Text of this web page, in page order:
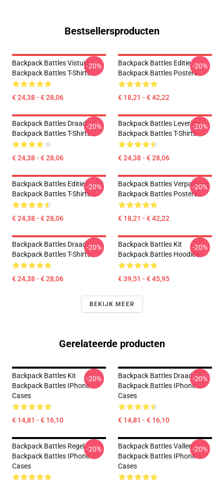
Bestsellersproducten
Backpack Battles Vistuig
Backpack Battles T-Shirts
€ 24,38 - € 28,06
-20%
Backpack Battles Editie
Backpack Battles Posters
€ 18,21 - € 42,22
-20%
Backpack Battles Draad
Backpack Battles T-Shirts
€ 24,38 - € 28,06
-20%
Backpack Battles Levering
Backpack Battles T-Shirts
€ 24,38 - € 28,06
-20%
Backpack Battles Editie
Backpack Battles T-Shirts
€ 24,38 - € 28,06
-20%
Backpack Battles Verpakking
Backpack Battles Posters
€ 18,21 - € 42,22
-20%
Backpack Battles Draad
Backpack Battles T-Shirts
€ 24,38 - € 28,06
-20%
Backpack Battles Kit
Backpack Battles Hoodies
€ 39,51 - € 45,95
-20%
BEKIJK MEER
Gerelateerde producten
Backpack Battles Kit
Backpack Battles IPhone
Cases
€ 14,81 - € 16,10
-20%
Backpack Battles Draad
Backpack Battles IPhone
Cases
€ 14,81 - € 16,10
-20%
Backpack Battles Regel
Backpack Battles IPhone
Cases
-20%
Backpack Battles Vallen
Backpack Battles IPhone
Cases
-20%